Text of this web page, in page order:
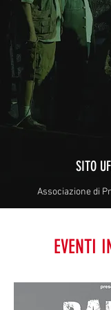
SITO
Associazione di
EVENTI